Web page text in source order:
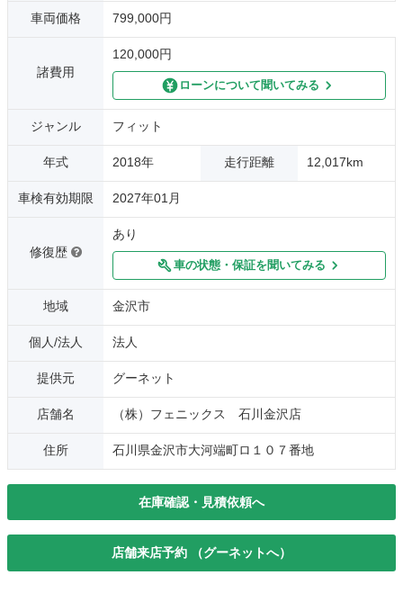
車両価格 799,000円
諸費用
120,000円
ローンについて聞いてみる
ジャンル フィット
年式 2018年 走行距離 12,017km
車検有効期限 2027年01月
修復歴
あり
車の状態・保証を聞いてみる
地域 金沢市
個人/法人 法人
提供元 グーネット
店舗名 （株）フェニックス 石川金沢店
住所 石川県金沢市大河端町ロ１０７番地
在庫確認・見積依頼へ
店舗来店予約 （グーネットへ）